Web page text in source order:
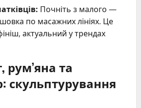
Почніть з малого —
по масажних лініях. Це
актуальний у трендах
рум’яна та
скульптурування